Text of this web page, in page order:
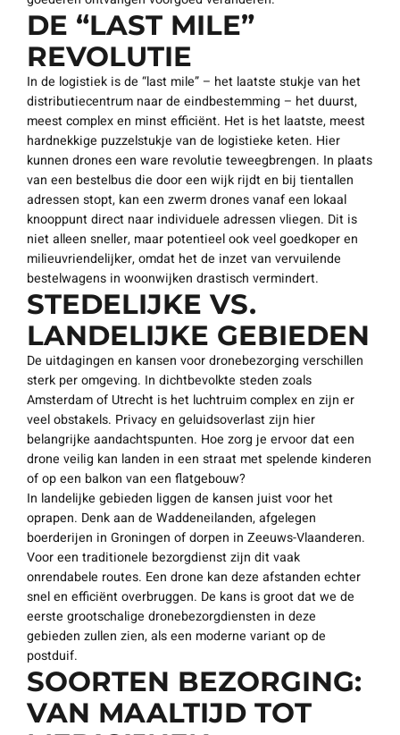
DE “LAST MILE”
REVOLUTIE
In de logistiek is de “last mile” – het laatste stukje van het
distributiecentrum naar de eindbestemming – het duurst,
meest complex en minst efficiënt. Het is het laatste, meest
hardnekkige puzzelstukje van de logistieke keten. Hier
kunnen drones een ware revolutie teweegbrengen. In plaats
van een bestelbus die door een wijk rijdt en bij tientallen
adressen stopt, kan een zwerm drones vanaf een lokaal
knooppunt direct naar individuele adressen vliegen. Dit is
niet alleen sneller, maar potentieel ook veel goedkoper en
milieuvriendelijker, omdat het de inzet van vervuilende
bestelwagens in woonwijken drastisch vermindert.
STEDELIJKE VS.
LANDELIJKE GEBIEDEN
De uitdagingen en kansen voor dronebezorging verschillen
sterk per omgeving. In dichtbevolkte steden zoals
Amsterdam of Utrecht is het luchtruim complex en zijn er
veel obstakels. Privacy en geluidsoverlast zijn hier
belangrijke aandachtspunten. Hoe zorg je ervoor dat een
drone veilig kan landen in een straat met spelende kinderen
of op een balkon van een flatgebouw?
In landelijke gebieden liggen de kansen juist voor het
oprapen. Denk aan de Waddeneilanden, afgelegen
boerderijen in Groningen of dorpen in Zeeuws-Vlaanderen.
Voor een traditionele bezorgdienst zijn dit vaak
onrendabele routes. Een drone kan deze afstanden echter
snel en efficiënt overbruggen. De kans is groot dat we de
eerste grootschalige dronebezorgdiensten in deze
gebieden zullen zien, als een moderne variant op de
postduif.
SOORTEN BEZORGING:
VAN MAALTIJD TOT